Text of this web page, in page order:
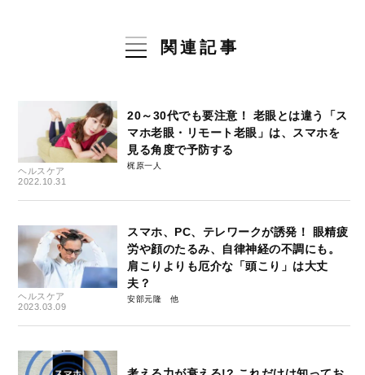
関連記事
ヘルスケア
2022.10.31
20～30代でも要注意！ 老眼とは違う「ス
マホ老眼・リモート老眼」は、スマホを
見る角度で予防する
梶原一人
ヘルスケア
2023.03.09
スマホ、PC、テレワークが誘発！ 眼精疲
労や顔のたるみ、自律神経の不調にも。
肩こりよりも厄介な「頭こり」は大丈
夫？
安部元隆